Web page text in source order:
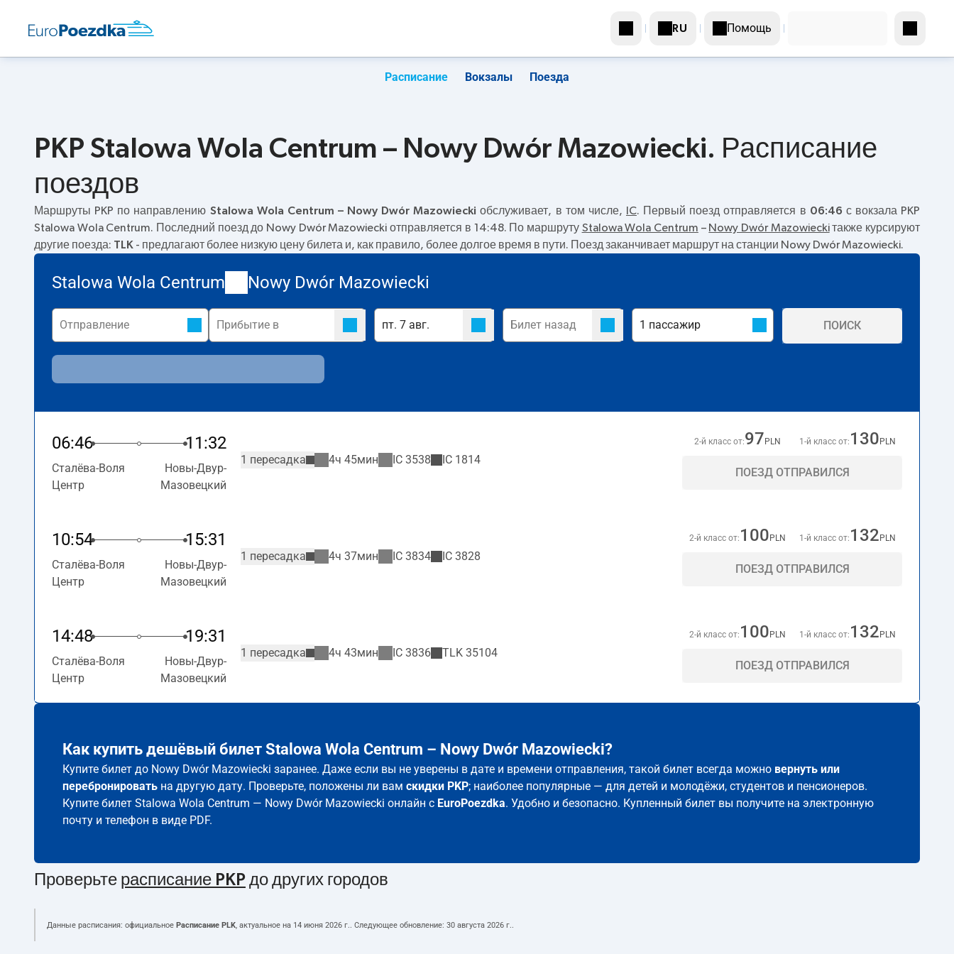
RU Помощь
Расписание Вокзалы Поезда
PKP Stalowa Wola Centrum – Nowy Dwór Mazowiecki. Расписание
поездов
Маршруты PKP по направлению Stalowa Wola Centrum – Nowy Dwór Mazowiecki обслуживает, в том числе, IC. Первый поезд отправляется в 06:46 с вокзала PKP
Stalowa Wola Centrum. Последний поезд до Nowy Dwór Mazowiecki отправляется в 14:48. По маршруту Stalowa Wola Centrum – Nowy Dwór Mazowieckiтакже курсируют
другие поезда: TLK - предлагают более низкую цену билета и, как правило, более долгое время в пути. Поезд заканчивает маршрут на станции Nowy Dwór Mazowiecki.
Stalowa Wola Centrum Nowy Dwór Mazowiecki
ПОИСК
06:46 11:32
Сталёва-Воля
Центр
Новы-Двур-
Мазовецкий
1 пересадка 4ч 45мин IC 3538 IC 1814
2-й класс от:97 PLN 1-й класс от: 130 PLN
ПОЕЗД ОТПРАВИЛСЯ
10:54 15:31
Сталёва-Воля
Центр
Новы-Двур-
Мазовецкий
1 пересадка 4ч 37мин IC 3834 IC 3828
2-й класс от: 100 PLN 1-й класс от: 132 PLN
ПОЕЗД ОТПРАВИЛСЯ
14:48 19:31
Сталёва-Воля
Центр
Новы-Двур-
Мазовецкий
1 пересадка 4ч 43мин IC 3836 TLK 35104
2-й класс от: 100 PLN 1-й класс от: 132 PLN
ПОЕЗД ОТПРАВИЛСЯ
Как купить дешёвый билет Stalowa Wola Centrum – Nowy Dwór Mazowiecki?
Купите билет до Nowy Dwór Mazowiecki заранее. Даже если вы не уверены в дате и времени отправления, такой билет всегда можно вернуть или
перебронировать на другую дату. Проверьте, положены ли вам скидки PKP; наиболее популярные — для детей и молодёжи, студентов и пенсионеров.
Купите билет Stalowa Wola Centrum — Nowy Dwór Mazowiecki онлайн с EuroPoezdka. Удобно и безопасно. Купленный билет вы получите на электронную
почту и телефон в виде PDF.
Проверьте расписание PKP до других городов
Данные расписания: официальное Расписание PLK, актуальное на 14 июня 2026 г.. Следующее обновление: 30 августа 2026 г..